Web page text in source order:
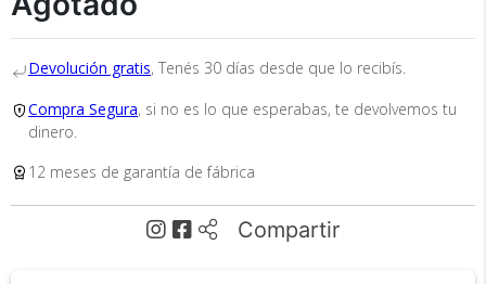
Devolución gratis, Tenés 30 días desde que lo recibís.
Compra Segura, si no es lo que esperabas, te devolvemos tu
dinero.
12 meses de garantía de fábrica
Compartir